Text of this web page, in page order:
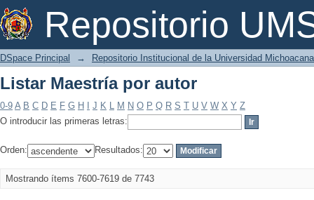
Repositorio
Listar Maestría por autor
DSpace Principal → Repositorio Institucional de la Universidad
Listar Maestría por autor
0-9 A B C D E F G H J K L M N O P Q R S T U V W X Y Z
O introducir las primeras letras:
Orden: Resultados:
Mostrando ítems 7600-7619 de 7743